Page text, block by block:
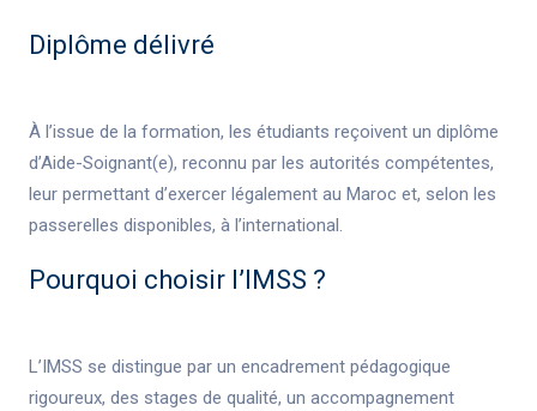
Diplôme délivré
À l’issue de la formation, les étudiants reçoivent un diplôme
d’Aide-Soignant(e), reconnu par les autorités compétentes,
leur permettant d’exercer légalement au Maroc et, selon les
passerelles disponibles, à l’international.
Pourquoi choisir l’IMSS ?
L’IMSS se distingue par un encadrement pédagogique
rigoureux, des stages de qualité, un accompagnement